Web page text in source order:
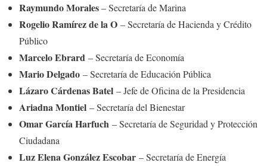
Raymundo Morales– Secretaría de Marina
Rogelio Ramírez de la O – Secretaría de Hacienda y Crédito
Público
Marcelo Ebrard – Secretaría de Economía
Mario Delgado – Secretaría de Educación Pública
Lázaro Cárdenas Batel – Jefe de Oficina de la Presidencia
Ariadna Montiel – Secretaría del Bienestar
Omar García Harfuch – Secretaría de Seguridad y Protección
Ciudadana
Luz Elena González Escobar – Secretaría de Energía